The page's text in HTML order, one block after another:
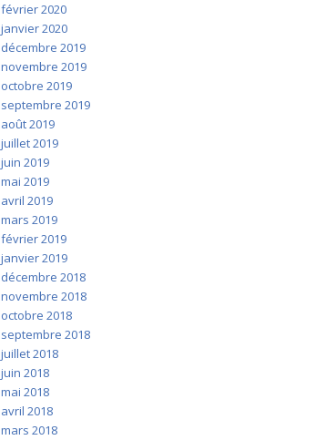
février 2020
janvier 2020
décembre 2019
novembre 2019
octobre 2019
septembre 2019
août 2019
juillet 2019
juin 2019
mai 2019
avril 2019
mars 2019
février 2019
janvier 2019
décembre 2018
novembre 2018
octobre 2018
septembre 2018
juillet 2018
juin 2018
mai 2018
avril 2018
mars 2018